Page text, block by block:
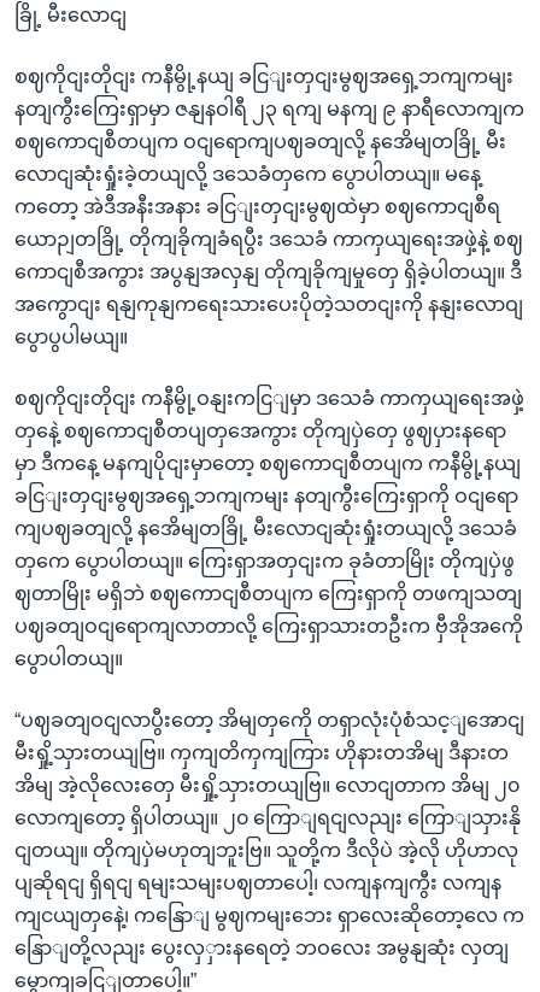
ခြို့ မီးလောငျ
စဈကိုငျးတိုငျး ကနီမွို့နယျ ခငြျးတှငျးမွဈအရှေ့ဘကျကမျး
နတျကွီးကြေးရှာမှာ ဇနျနဝါရီ ၂၃ ရကျ မနကျ ၉ နာရီလောကျက
စဈကောငျစီတပျက ဝငျရောကျပဈခတျလို့ နအေိမျတခြို့ မီး
လောငျဆုံးရှုံးခဲ့တယျလို့ ဒသေခံတှကေ ပွောပါတယျ။ မနေ့
ကတော့ အဲဒီအနီးအနား ခငြျးတှငျးမွဈထဲမှာ စဈကောငျစီရ
ယောဉျတခြို့ တိုကျခိုကျခံရပွီး ဒသေခံ ကာကှယျရေးအဖှဲ့နဲ့ စဈ
ကောငျစီအကွား အပွနျအလှနျ တိုကျခိုကျမှုတှေ ရှိခဲ့ပါတယျ။ ဒီ
အကွောငျး ရနျကုနျကရေးသားပေးပိုတဲ့သတငျးကို နနျးလောဝျ
ပွောပွပါမယျ။
စဈကိုငျးတိုငျး ကနီမွို့ဝနျးကငြျမှာ ဒသေခံ ကာကှယျရေးအဖှဲ့
တှနေဲ့ စဈကောငျစီတပျတှအေကွား တိုကျပှဲတှေ ဖွဈပှားနရော
မှာ ဒီကနေ့ မနကျပိုငျးမှာတော့ စဈကောငျစီတပျက ကနီမွို့နယျ
ခငြျးတှငျးမွဈအရှေ့ဘကျကမျး နတျကွီးကြေးရှာကို ဝငျရော
ကျပဈခတျလို့ နအေိမျတခြို့ မီးလောငျဆုံးရှုံးတယျလို့ ဒသေခံ
တှကေ ပွောပါတယျ။ ကြေးရှာအတှငျးက ခုခံတာမြိုး တိုကျပှဲဖွ
ဈတာမြိုး မရှိဘဲ စဈကောငျစီတပျက ကြေးရှာကို တဖကျသတျ
ပဈခတျဝငျရောကျလာတာလို့ ကြေးရှာသားတဦးက ဗှီအိုအကေို
ပွောပါတယျ။
“ပဈခတျဝငျလာပွီးတော့ အိမျတှကေို တရှာလုံးပုံစံသင့ျအောငျ
မီးရှို့သှားတယျဗြ။ ကှကျတိကှကျကြား ဟိုနားတအိမျ ဒီနားတ
အိမျ အဲ့လိုလေးတှေ မီးရှို့သှားတယျဗြ။ လောငျတာက အိမျ ၂၀
လောကျတော့ ရှိပါတယျ။ ၂၀ ကြောျရငျလညျး ကြောျသှားနို
ငျတယျ။ တိုကျပှဲမဟုတျဘူးဗြ။ သူတို့က ဒီလိုပဲ အဲ့လို ဟိုဟာလု
ပျဆိုရငျ ရှိရငျ ရမျးသမျးပဈတာပေါ့၊ လကျနကျကွီး လကျန
ကျငယျတှနေဲ့၊ ကနြောျ မွဈကမျးဘေး ရှာလေးဆိုတော့လေ က
နြောျတို့လညျး ပွေးလှှားနရေတဲ့ ဘဝလေး အမွနျဆုံး လှတျ
မွောကျခငြျတာပေါ့။”